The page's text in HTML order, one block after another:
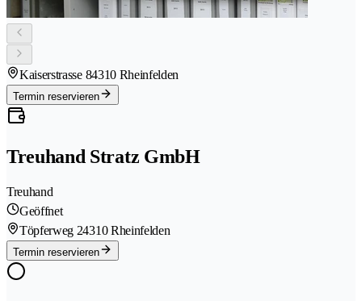
Kaiserstrasse 84310 Rheinfelden
Termin reservieren
Treuhand Stratz GmbH
Treuhand
Geöffnet
Töpferweg 24310 Rheinfelden
Termin reservieren